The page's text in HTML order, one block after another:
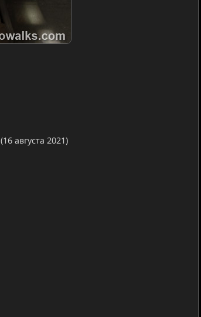
(16 августа 2021)